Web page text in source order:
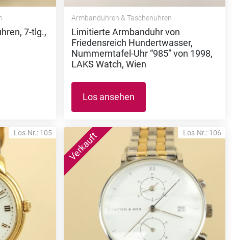
7-tlg.,
Armbanduhren & Taschenuhren
Limitierte Armbanduhr von
Friedensreich Hundertwasser,
Nummerntafel-Uhr “985” von 1998,
LAKS Watch, Wien
Los ansehen
Los-Nr.: 105 Los-Nr.: 106